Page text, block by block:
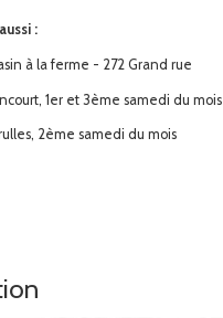
:
à la ferme - 272 Grand rue
1er et 3ème samedi du mois
2ème samedi du mois